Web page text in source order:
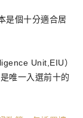
是個十分適合居
Unit,EIU）
是唯一入選前十的